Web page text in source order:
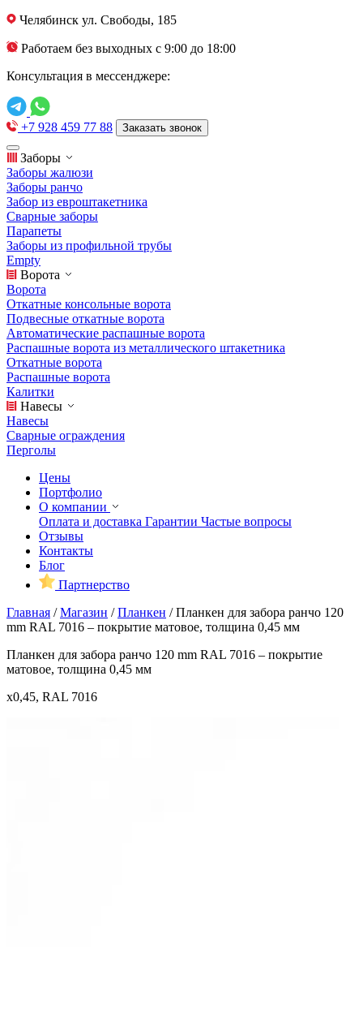
Челябинск ул. Свободы, 185
Работаем без выходных с 9:00 до 18:00
Консультация в мессенджере:
+7 928 459 77 88 Заказать звонок
Заборы
Заборы жалюзи
Заборы ранчо
Забор из евроштакетника
Сварные заборы
Парапеты
Заборы из профильной трубы
Empty
Ворота
Ворота
Откатные консольные ворота
Подвесные откатные ворота
Автоматические распашные ворота
Распашные ворота из металлического штакетника
Откатные ворота
Распашные ворота
Калитки
Навесы
Навесы
Сварные ограждения
Перголы
Цены
Портфолио
О компании
Оплата и доставка Гарантии Частые вопросы
Отзывы
Контакты
Блог
Партнерство
Главная /Магазин /Планкен /Планкен для забора ранчо 120
mm RAL 7016 – покрытие матовое, толщина 0,45 мм
Планкен для забора ранчо 120 mm RAL 7016 – покрытие
матовое, толщина 0,45 мм
x0,45, RAL 7016